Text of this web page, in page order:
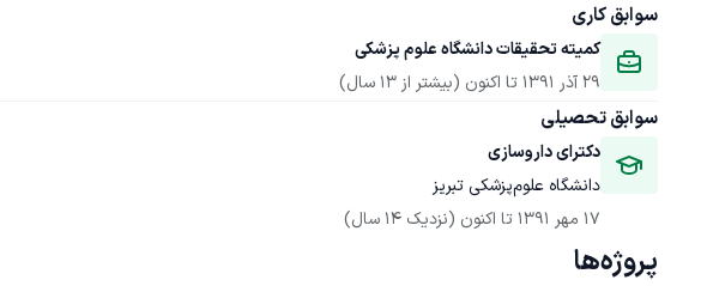
سوابق کاری
کمیته تحقیقات دانشگاه علوم پزشکی
29 آذر 1391
تا اکنون (بیشتر از 13 سال)
سوابق تحصیلی
دکترای داروسازی
دانشگاه علوم‌پزشکی تبریز
17 مهر 1391
تا اکنون (نزدیک 14 سال)
پروژه‌ها